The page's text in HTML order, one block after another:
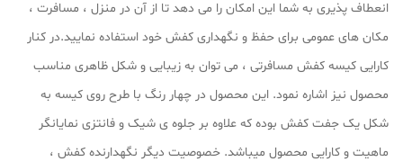
انعطاف پذیری به شما این امکان را می دهد تا از آن در منزل ، مسافرت ،
مکان های عمومی برای حفظ و نگهداری کفش خود استفاده نمایید.در کنار
کارایی کیسه کفش مسافرتی ، می توان به زیبایی و شکل ظاهری مناسب
محصول نیز اشاره نمود. این محصول در چهار رنگ با طرح روی کیسه به
شکل یک جفت کفش بوده که علاوه بر جلوه ی شیک و فانتزی نمایانگر
ماهیت و کارایی محصول میباشد. خصوصیت دیگر نگهدارنده کفش ،